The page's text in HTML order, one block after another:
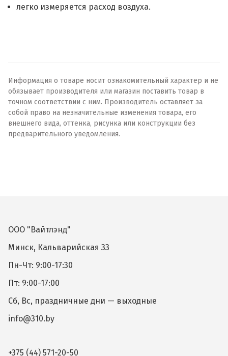
легко измеряется расход воздуха.
Информация о товаре носит ознакомительный характер и не
обязывает производителя или магазин поставить товар в
точном соответствии с ним. Производитель оставляет за
собой право на незначительные изменения товара, его
внешнего вида, оттенка, рисунка или конструкции без
предварительного уведомления.
ООО "Вайтлэнд"
Минск, Кальварийская 33
Пн-Чт: 9:00-17:30
Пт: 9:00-17:00
Сб, Вс, праздничные дни — выходные
info@310.by
+375 (44) 571-20-50